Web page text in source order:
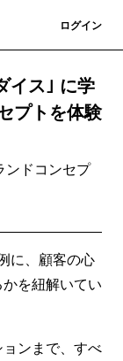
ログイン
イス｣ に学
プトを体験
ンドコンセプ
に、顧客の心
を紐解いてい
ンまで、すべ